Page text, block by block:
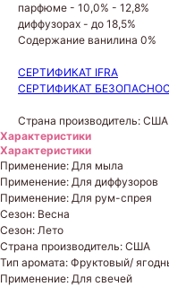
парфюме - 10,0% - 12,8%
диффузорах - до 18,5%
Содержание ванилина 0%
СЕРТИФИКАТ IFRA
СЕРТИФИКАТ
Страна производитель: США
Характеристики
Характеристики
Применение: Для мыла
Применение: Для диффузоров
Применение: Для рум-спрея
Сезон: Весна
Сезон: Лето
Страна производитель: США
Тип аромата: Фруктовый/
Применение: Для свечей